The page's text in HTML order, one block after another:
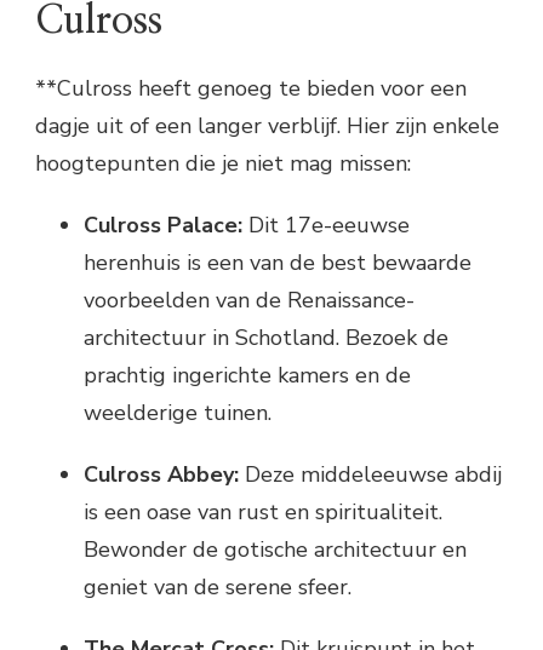
Culross
**Culross heeft genoeg te bieden voor een
dagje uit of een langer verblijf. Hier zijn enkele
hoogtepunten die je niet mag missen:
Culross Palace: Dit 17e-eeuwse
herenhuis is een van de best bewaarde
voorbeelden van de Renaissance-
architectuur in Schotland. Bezoek de
prachtig ingerichte kamers en de
weelderige tuinen.
Culross Abbey: Deze middeleeuwse abdij
is een oase van rust en spiritualiteit.
Bewonder de gotische architectuur en
geniet van de serene sfeer.